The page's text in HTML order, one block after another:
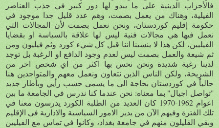
فالأحزاب الدينية على ما يبدو لها دور كبير في جذب العناصر
الفيلية، وهناك من يعمل بصمت، وهم عدد قليل جدا موجود في
حكومة إقليم كوردستان، ونحن نعمل بصمت لأن المجالات التي
نعمل فيها هي مجالات فنية ليس لها علاقة بالسياسة او بقضايا
الفيليين، لكن هذا لا ينسينا اننا قبل كل شيء كورد وثم فيليون ومن
ثم شيعة والعمل بصمت ليس لعدم وجود الدافع او الرغبة بل توجد
لدينا رغبة شديدة ونحن نحس بها اكثر من اي شخص اخر من
الشريحة، ولكن الناس الذين نتعاون ونعمل معهم والمتواجدين هنا
حالياً في كوردستان بحاجة الى ما يسمى حسب رأيي وبأطار جديد
"تواصل اجيال" بما معناه: نحن عندما كنا ندرس في الجامعة ما بين
اعوام 1962-1970 كان العديد من الطلبة الكورد يدرسون معنا في
تلك الفترة وفيهم الآن من يدير الامور السياسية والادارية في الإقليم
وبقي القليلون منهم في جامعة بغداد، وكانوا في تماس مع الفيليين